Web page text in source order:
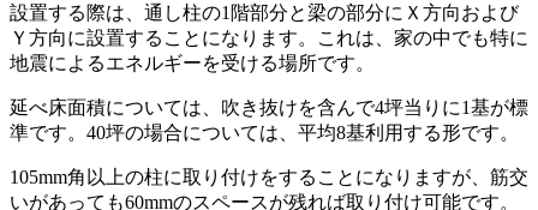
設置する際は、通し柱の1階部分と梁の部分にＸ方向および
Ｙ方向に設置することになります。これは、家の中でも特に
地震によるエネルギーを受ける場所です。
延べ床面積については、吹き抜けを含んで4坪当りに1基が標
準です。40坪の場合については、平均8基利用する形です。
105mm角以上の柱に取り付けをすることになりますが、筋交
いがあっても60mmのスペースが残れば取り付け可能です。